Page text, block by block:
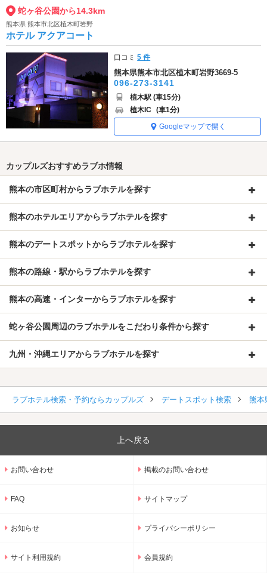
蛇ヶ谷公園から14.3km
熊本県 熊本市北区植木町岩野
ホテル アクアコート
口コミ5 件
熊本県熊本市北区植木町岩野3669-5
096-273-3141
植木駅 (車15分)
植木IC (車1分)
Googleマップで開く
カップルズおすすめラブホ情報
熊本の市区町村からラブホテルを探す
熊本のホテルエリアからラブホテルを探す
熊本のデートスポットからラブホテルを探す
熊本の路線・駅からラブホテルを探す
熊本の高速・インターからラブホテルを探す
蛇ヶ谷公園周辺のラブホテルをこだわり条件から探す
九州・沖縄エリアからラブホテルを探す
ラブホテル検索・予約ならカップルズ デートスポット検索 熊本
上へ戻る
お問い合わせ 掲載のお問い合わせ
FAQ サイトマップ
お知らせ プライバシーポリシー
サイト利用規約 会員規約